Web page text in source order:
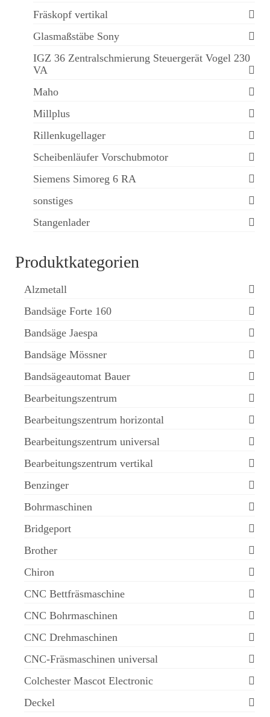
Fräskopf vertikal
Glasmaßstäbe Sony
IGZ 36 Zentralschmierung Steuergerät Vogel 230
VA
Maho
Millplus
Rillenkugellager
Scheibenläufer Vorschubmotor
Siemens Simoreg 6 RA
sonstiges
Stangenlader
Produktkategorien
Alzmetall
Bandsäge Forte 160
Bandsäge Jaespa
Bandsäge Mössner
Bandsägeautomat Bauer
Bearbeitungszentrum
Bearbeitungszentrum horizontal
Bearbeitungszentrum universal
Bearbeitungszentrum vertikal
Benzinger
Bohrmaschinen
Bridgeport
Brother
Chiron
CNC Bettfräsmaschine
CNC Bohrmaschinen
CNC Drehmaschinen
CNC-Fräsmaschinen universal
Colchester Mascot Electronic
Deckel